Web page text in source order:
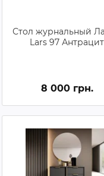
Стол журнальный
Lars 97 Антрацит
8 000 грн.